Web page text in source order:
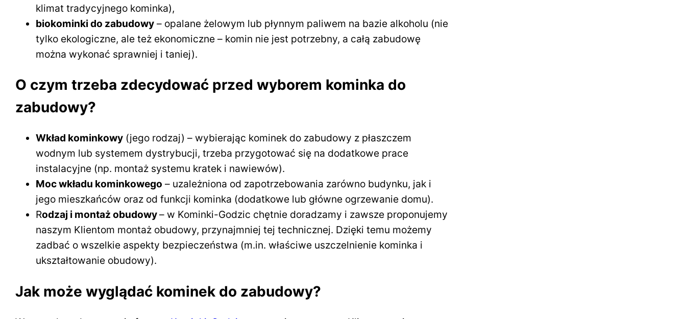
klimat tradycyjnego kominka),
biokominki do zabudowy – opalane żelowym lub płynnym paliwem na bazie alkoholu (nie
tylko ekologiczne, ale też ekonomiczne – komin nie jest potrzebny, a całą zabudowę
można wykonać sprawniej i taniej).
O czym trzeba zdecydować przed wyborem kominka do
zabudowy?
Wkład kominkowy (jego rodzaj) – wybierając kominek do zabudowy z płaszczem
wodnym lub systemem dystrybucji, trzeba przygotować się na dodatkowe prace
instalacyjne (np. montaż systemu kratek i nawiewów).
Moc wkładu kominkowego – uzależniona od zapotrzebowania zarówno budynku, jak i
jego mieszkańców oraz od funkcji kominka (dodatkowe lub główne ogrzewanie domu).
Rodzaj i montaż obudowy– w Kominki-Godzic chętnie doradzamy i zawsze proponujemy
naszym Klientom montaż obudowy, przynajmniej tej technicznej. Dzięki temu możemy
zadbać o wszelkie aspekty bezpieczeństwa (m.in. właściwe uszczelnienie kominka i
ukształtowanie obudowy).
Jak może wyglądać kominek do zabudowy?